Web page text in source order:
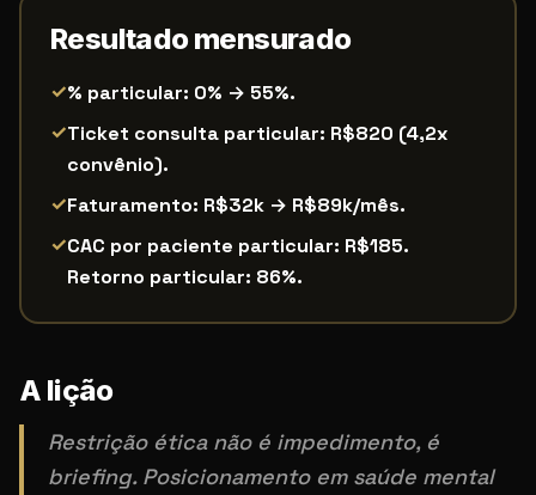
Resultado mensurado
✓% particular: 0% → 55%.
✓Ticket consulta particular: R$820 (4,2x
convênio).
✓Faturamento: R$32k → R$89k/mês.
✓CAC por paciente particular: R$185.
Retorno particular: 86%.
A lição
Restrição ética não é impedimento, é
briefing. Posicionamento em saúde mental